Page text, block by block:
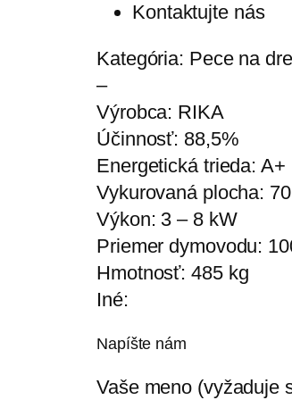
Kontaktujte nás
Kategória: Pece na
–
Výrobca: RIKA
Účinnosť: 88,5%
Energetická trieda: A+
Vykurovaná plocha:
Výkon: 3 – 8 kW
Priemer dymovodu:
Hmotnosť:485 kg
Iné:
Napíšte nám
Vaše meno (vyžaduje